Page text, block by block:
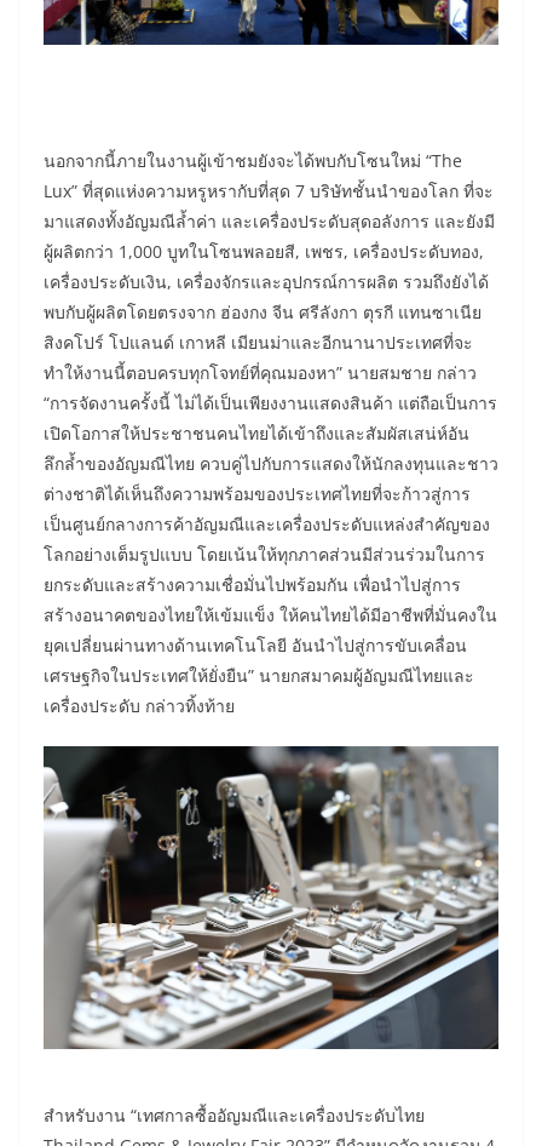
นอกจากนี้ภายในงานผู้เข้าชมยังจะได้พบกับโซนใหม่ “The
Lux” ที่สุดแห่งความหรูหรากับที่สุด 7 บริษัทชั้นนำของโลก ที่จะ
มาแสดงทั้งอัญมณีล้ำค่า และเครื่องประดับสุดอลังการ และยังมี
ผู้ผลิตกว่า 1,000 บูทในโซนพลอยสี, เพชร, เครื่องประดับทอง,
เครื่องประดับเงิน, เครื่องจักรและอุปกรณ์การผลิต รวมถึงยังได้
พบกับผู้ผลิตโดยตรงจาก ฮ่องกง จีน ศรีลังกา ตุรกี แทนซาเนีย
สิงคโปร์ โปแลนด์ เกาหลี เมียนม่าและอีกนานาประเทศที่จะ
ทำให้งานนี้ตอบครบทุกโจทย์ที่คุณมองหา” นายสมชาย กล่าว
“การจัดงานครั้งนี้ ไม่ได้เป็นเพียงงานแสดงสินค้า แต่ถือเป็นการ
เปิดโอกาสให้ประชาชนคนไทยได้เข้าถึงและสัมผัสเสน่ห์อัน
ลึกล้ำของอัญมณีไทย ควบคู่ไปกับการแสดงให้นักลงทุนและชาว
ต่างชาติได้เห็นถึงความพร้อมของประเทศไทยที่จะก้าวสู่การ
เป็นศูนย์กลางการค้าอัญมณีและเครื่องประดับแหล่งสำคัญของ
โลกอย่างเต็มรูปแบบ โดยเน้นให้ทุกภาคส่วนมีส่วนร่วมในการ
ยกระดับและสร้างความเชื่อมั่นไปพร้อมกัน เพื่อนำไปสู่การ
สร้างอนาคตของไทยให้เข้มแข็ง ให้คนไทยได้มีอาชีพที่มั่นคงใน
ยุคเปลี่ยนผ่านทางด้านเทคโนโลยี อันนำไปสู่การขับเคลื่อน
เศรษฐกิจในประเทศให้ยั่งยืน” นายกสมาคมผู้อัญมณีไทยและ
เครื่องประดับ กล่าวทิ้งท้าย
สำหรับงาน “เทศกาลซื้ออัญมณีและเครื่องประดับไทย